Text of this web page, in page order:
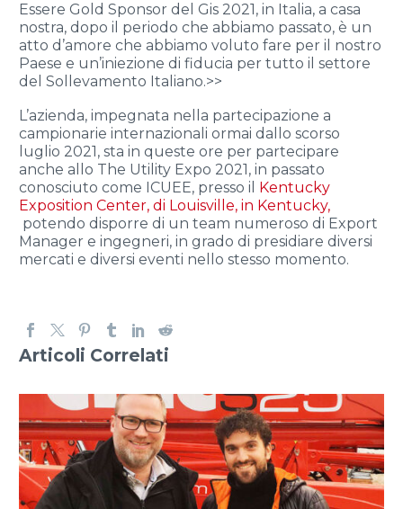
Essere Gold Sponsor del Gis 2021, in Italia, a casa
nostra, dopo il periodo che abbiamo passato, è un
atto d’amore che abbiamo voluto fare per il nostro
Paese e un’iniezione di fiducia per tutto il settore
del Sollevamento Italiano.>>
L’azienda, impegnata nella partecipazione a
campionarie internazionali ormai dallo scorso
luglio 2021, sta in queste ore per partecipare
anche allo The Utility Expo 2021, in passato
conosciuto come ICUEE, presso il Kentucky
Exposition Center, di Louisville, in Kentucky,
potendo disporre di un team numeroso di Export
Manager e ingegneri, in grado di presidiare diversi
mercati e diversi eventi nello stesso momento.
Articoli Correlati